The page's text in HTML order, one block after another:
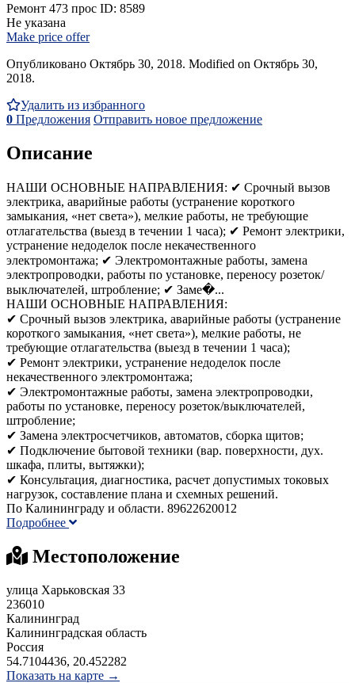
Ремонт 473 прос ID: 8589
Не указана
Make price offer
Опубликовано Октябрь 30, 2018. Modified on Октябрь 30,
2018.
Удалить из избранного
0 Предложения Отправить новое предложение
Описание
НАШИ ОСНОВНЫЕ НАПРАВЛЕНИЯ: ✔ Срочный вызов
электрика, аварийные работы (устранение короткого
замыкания, «нет света»), мелкие работы, не требующие
отлагательства (выезд в течении 1 часа); ✔ Ремонт электрики,
устранение недоделок после некачественного
электромонтажа; ✔ Электромонтажные работы, замена
электропроводки, работы по установке, переносу розеток/
выключателей, штробление; ✔ Заме�...
НАШИ ОСНОВНЫЕ НАПРАВЛЕНИЯ:
✔ Срочный вызов электрика, аварийные работы (устранение
короткого замыкания, «нет света»), мелкие работы, не
требующие отлагательства (выезд в течении 1 часа);
✔ Ремонт электрики, устранение недоделок после
некачественного электромонтажа;
✔ Электромонтажные работы, замена электропроводки,
работы по установке, переносу розеток/выключателей,
штробление;
✔ Замена электросчетчиков, автоматов, сборка щитов;
✔ Подключение бытовой техники (вар. поверхности, дух.
шкафа, плиты, вытяжки);
✔ Консультация, диагностика, расчет допустимых токовых
нагрузок, составление плана и схемных решений.
По Калининграду и области. 89622620012
Подробнее
Местоположение
улица Харьковская 33
236010
Калининград
Калининградская область
Россия
54.7104436, 20.452282
Показать на карте →